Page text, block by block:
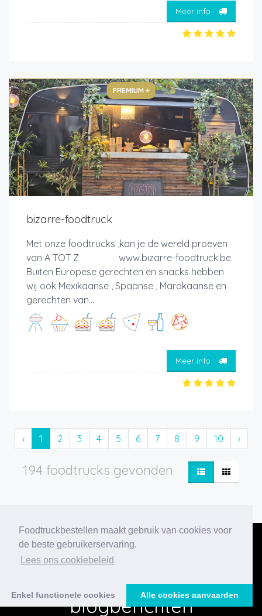
Foodtruckbestellen maakt gebruik van cookies voor
de beste gebruikerservaring.
Lees ons cookiebeleid
Enkel functionele cookies Alle cookies aanvaarden
Meer info
PREMIUM +
bizarre-foodtruck
Met onze foodtrucks ,kan je de wereld proeven
van A TOT Z www.bizarre-foodtruck.be
Buiten Europese gerechten en snacks hebben
wij ook Mexikaanse , Spaanse , Marokaanse en
gerechten van...
Meer info
‹ 1 2 3 4 5 6 7 8 9 10 ›
194 foodtrucks gevonden
Onze nieuwste
blogberichten